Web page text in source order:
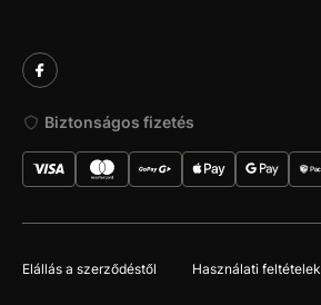
Biztonságos fizetés
Elállás a szerződéstől Használati feltételek